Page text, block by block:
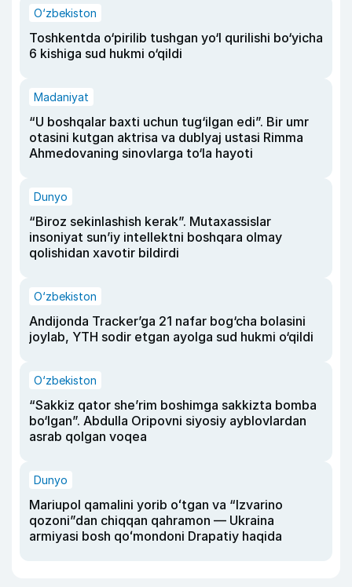
O‘zbekiston
Toshkentda o‘pirilib tushgan yo‘l qurilishi bo‘yicha
6 kishiga sud hukmi o‘qildi
Madaniyat
“U boshqalar baxti uchun tug‘ilgan edi”. Bir umr
otasini kutgan aktrisa va dublyaj ustasi Rimma
Ahmedovaning sinovlarga to‘la hayoti
Dunyo
“Biroz sekinlashish kerak”. Mutaxassislar
insoniyat sun’iy intellektni boshqara olmay
qolishidan xavotir bildirdi
O‘zbekiston
Andijonda Tracker’ga 21 nafar bog‘cha bolasini
joylab, YTH sodir etgan ayolga sud hukmi o‘qildi
O‘zbekiston
“Sakkiz qator she’rim boshimga sakkizta bomba
bo‘lgan”. Abdulla Oripovni siyosiy ayblovlardan
asrab qolgan voqea
Dunyo
Mariupol qamalini yorib oʻtgan va “Izvarino
qozoni”dan chiqqan qahramon — Ukraina
armiyasi bosh qoʻmondoni Drapatiy haqida